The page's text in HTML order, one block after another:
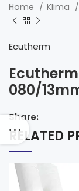
Home Klima
Ecutherm
080/
Share:
RELATED